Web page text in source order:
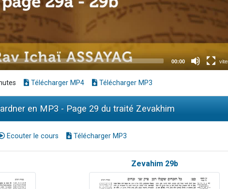
Télécharger MP4 Télécharger MP3
en MP3 - Page 29 du traité Zevakhim
Ecouter le cours Télécharger MP3
Zevahim 29b